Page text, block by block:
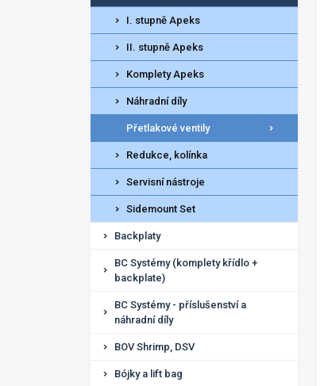
I. stupně Apeks
II. stupně Apeks
Komplety Apeks
Náhradní díly
Přetlakové ventily
Redukce, kolínka
Servisní nástroje
Sidemount Set
Backplaty
BC Systémy (komplety křídlo +
backplate)
BC Systémy - příslušenství a
náhradní díly
BOV Shrimp, DSV
Bójky a lift bag